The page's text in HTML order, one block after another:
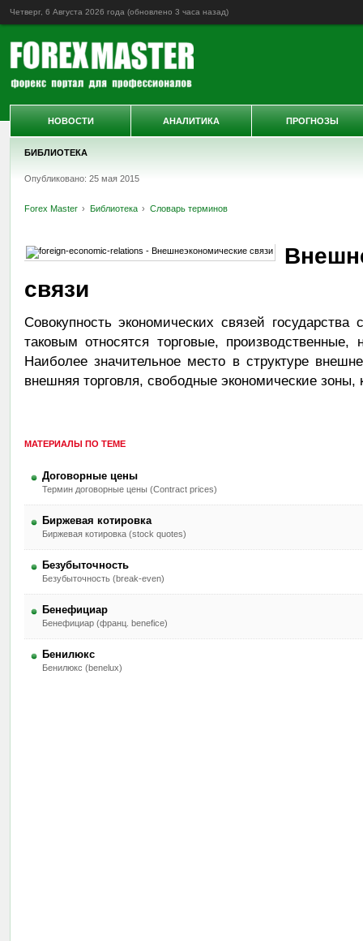
Четверг, 6 Августа 2026 года (обновлено 3 часа назад)
БИБЛИОТЕКА
Опубликовано: 25 мая 2015
Forex Master Библиотека Словарь терминов
связи
Совокупность экономических связей
таковым относятся торговые, производственные,
Наиболее значительное место в структуре
внешняя торговля, свободные экономические
МАТЕРИАЛЫ ПО ТЕМЕ
Договорные цены
Термин договорные цены (Contract prices)
Биржевая котировка
Биржевая котировка (stock quotes)
Безубыточность
Безубыточность (break-even)
Бенефициар
Бенефициар (франц. benefice)
Бенилюкс
Бенилюкс (benelux)
НОВОСТИ АНАЛИТИКА ПРОГНОЗЫ